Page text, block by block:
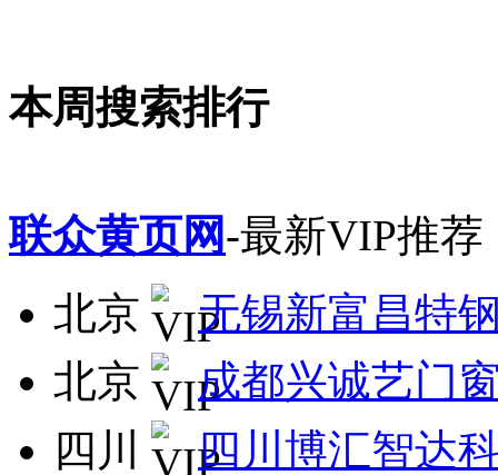
本周搜索排行
联众黄页网-最新VIP推荐
北京
无锡新富昌特
北京
成都兴诚艺门
四川
四川博汇智达